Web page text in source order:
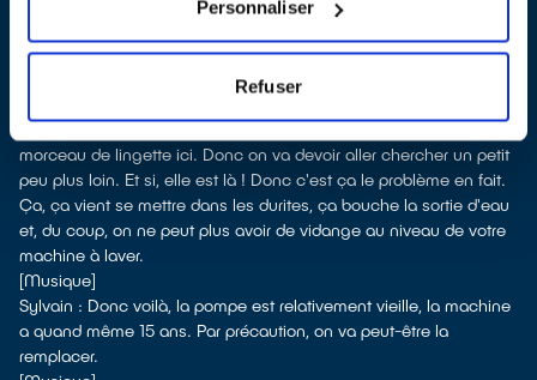
Personnaliser
Refuser
Sylvain : Alors, on va regarder ça. Ça, c'est la pompe de vidange
qui souvent est obstruée. On regarde... on voit qu'elle n'est quand
Ouais, ce que je vous disais, on voit déjà qu'il y a un petit
morceau de lingette ici. Donc on va devoir aller chercher un petit
peu plus loin. Et si, elle est là ! Donc c'est ça le problème en fait.
Ça, ça vient se mettre dans les durites, ça bouche la sortie d'eau
et, du coup, on ne peut plus avoir de vidange au niveau de votre
machine à laver.
[Musique]
Sylvain : Donc voilà, la pompe est relativement vieille, la machine
a quand même 15 ans. Par précaution, on va peut-être la
remplacer.